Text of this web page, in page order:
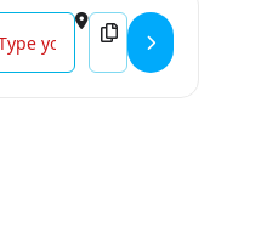
- BEST OF POETRY SLAM
Destination Address -